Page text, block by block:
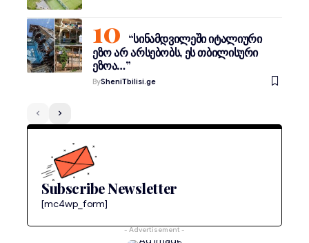
“სინამდვილეში იტალიური
ეზო არ არსებობს, ეს თბილისური
ეზოა…”
BySheniTbilisi.ge
Subscribe Newsletter
[mc4wp_form]
- Advertisement -